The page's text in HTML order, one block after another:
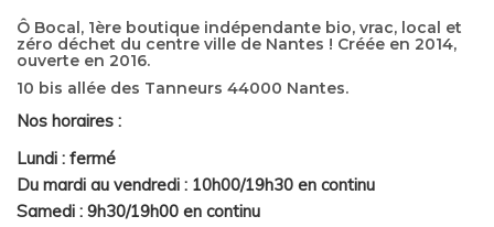
Ô Bocal, 1ère boutique indépendante bio, vrac, local et
zéro déchet du centre ville de Nantes ! Créée en 2014,
ouverte en 2016.
10 bis allée des Tanneurs 44000 Nantes.
Nos horaires :
Lundi : fermé
Du mardi au vendredi : 10h00/19h30 en continu
Samedi : 9h30/19h00 en continu